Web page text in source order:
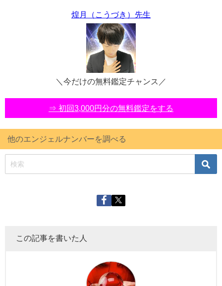
煌月（こうづき）先生
＼今だけの無料鑑定チャンス／
⇒ 初回3,000円分の無料鑑定をする
他のエンジェルナンバーを調べる
この記事を書いた人